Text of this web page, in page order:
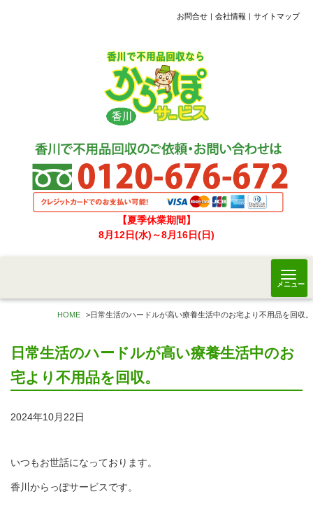
お問合せ 会社情報 サイトマップ
【夏季休業期間】
8月12日(水)～8月16日(日)
メニュー
HOME >日常生活のハードルが高い療養生活中のお宅より不用品を回収。
日常生活のハードルが高い療養生活中のお
宅より不用品を回収。
2024年10月22日
いつもお世話になっております。
香川からっぽサービスです。